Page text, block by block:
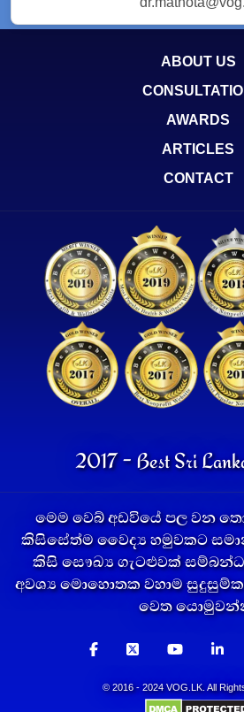
ABOUT US
AWARDS
ARTICLES
CONTACT
2017 - Best Sri
මෙම වෙබ් අඩවියේ පල වන
කිසිසේත්ම වෛද්‍ය හමුවකට
කිසි සෞඛ්‍ය ගැටළුවක්
අවශ්‍ය මොහොතක වහාම
වෙත
© 2016 - 2024 VOG.LK. All